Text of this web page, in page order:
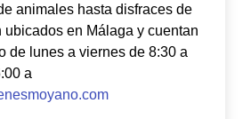
animales hasta disfraces de
ubicados en Málaga y cuentan
de lunes a viernes de 8:30 a
a